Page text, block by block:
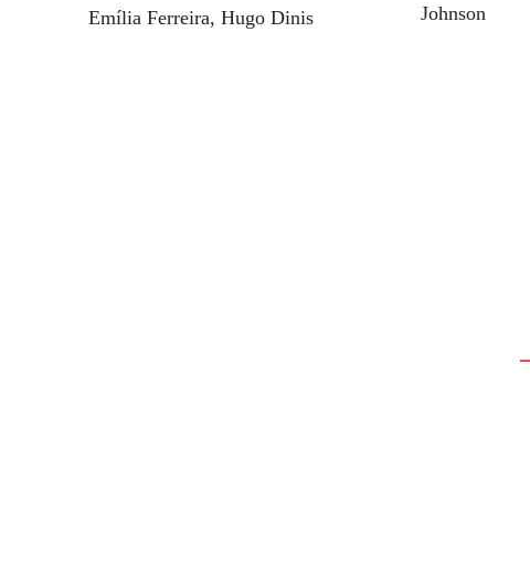
Emília Ferreira, Hugo Dinis
Johnson